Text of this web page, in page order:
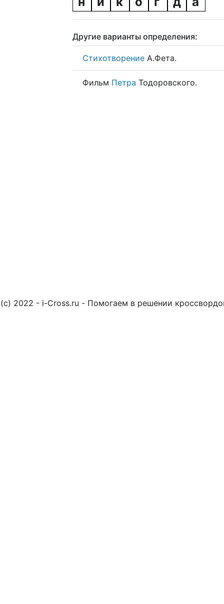
Другие варианты определения:
Стихотворение А.Фета.
Фильм Петра Тодоровского.
(c) 2022 - i-Cross.ru - Помогаем в решении